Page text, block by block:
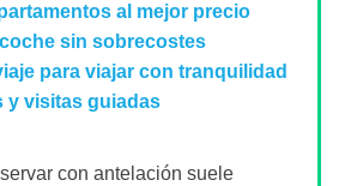
al mejor precio
sin sobrecostes
para viajar con tranquilidad
y visitas guiadas
con antelación suele